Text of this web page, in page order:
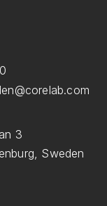
3
Sweden